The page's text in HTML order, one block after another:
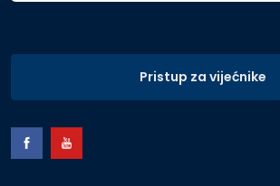
Pristup za vijećnike